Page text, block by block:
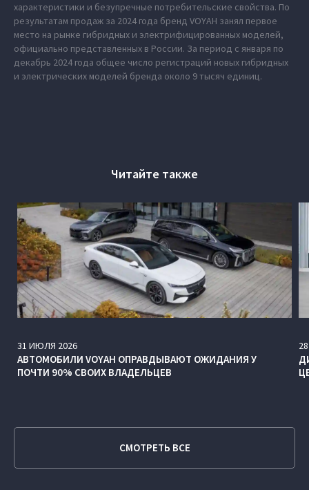
характеристики и безупречные потребительские свойства. По
результатам продаж за 2024 года бренд VOYAH занял первое
место на рынке гибридных и электрифицированных моделей,
официально представленных в России. За период с января по
декабрь 2024 года общее число регистраций новых гибридных
и электрических моделей бренда около 9 тысяч единиц.
Читайте также
31 ИЮЛЯ 2026
АВТОМОБИЛИ VOYAH ОПРАВДЫВАЮТ ОЖИДАНИЯ У
ПОЧТИ 90% СВОИХ ВЛАДЕЛЬЦЕВ
28
СМОТРЕТЬ ВСЕ